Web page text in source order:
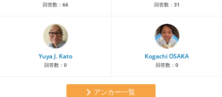
回答数： 66 回答数： 31
Yuya J. Kato
回答数： 0
Kogachi OSAKA
回答数： 0
アンカー一覧